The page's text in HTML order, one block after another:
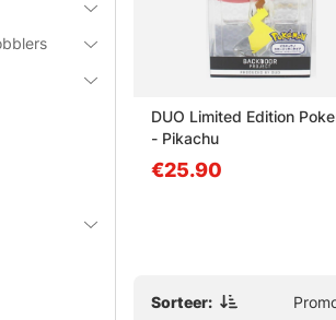
DUO Limited Edition
- Pikachu
€25.90
Sorteer: